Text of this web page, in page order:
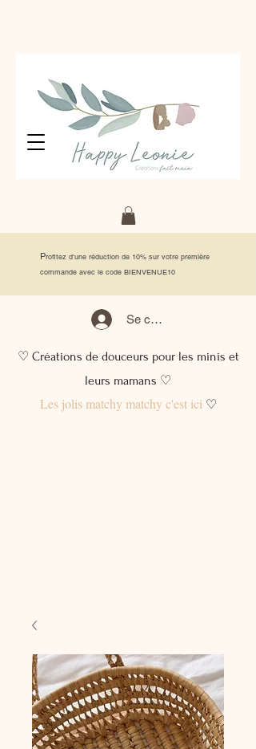
Profitez d'une réduction de 10% sur votre première
commande avec le code BIENVENUE10
Se connecter
♡ Créations de douceurs pour les minis et
leurs mamans ♡
Les jolis matchy matchy c'est ici♡